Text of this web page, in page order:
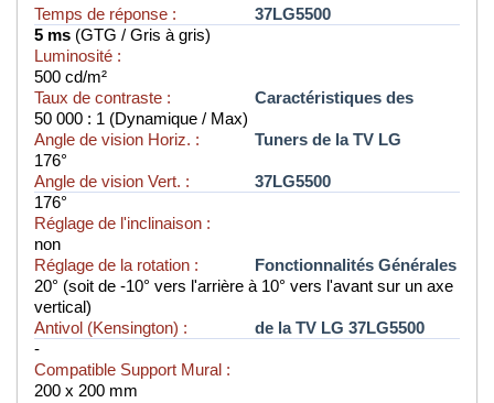
Temps de réponse :
5 ms (GTG / Gris à gris)
Luminosité :
500 cd/m²
Taux de contraste :
50 000 : 1 (Dynamique / Max)
Angle de vision Horiz. :
176°
Angle de vision Vert. :
176°
Réglage de l'inclinaison :
non
Réglage de la rotation :
20° (soit de -10° vers l'arrière à 10° vers l'avant sur un axe
vertical)
Antivol (Kensington) :
-
Compatible Support Mural :
200 x 200 mm
37LG5500
Caractéristiques des
Tuners de la TV LG
37LG5500
Fonctionnalités Générales
de la TV LG 37LG5500